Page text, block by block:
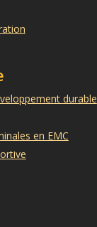
durable
en EMC